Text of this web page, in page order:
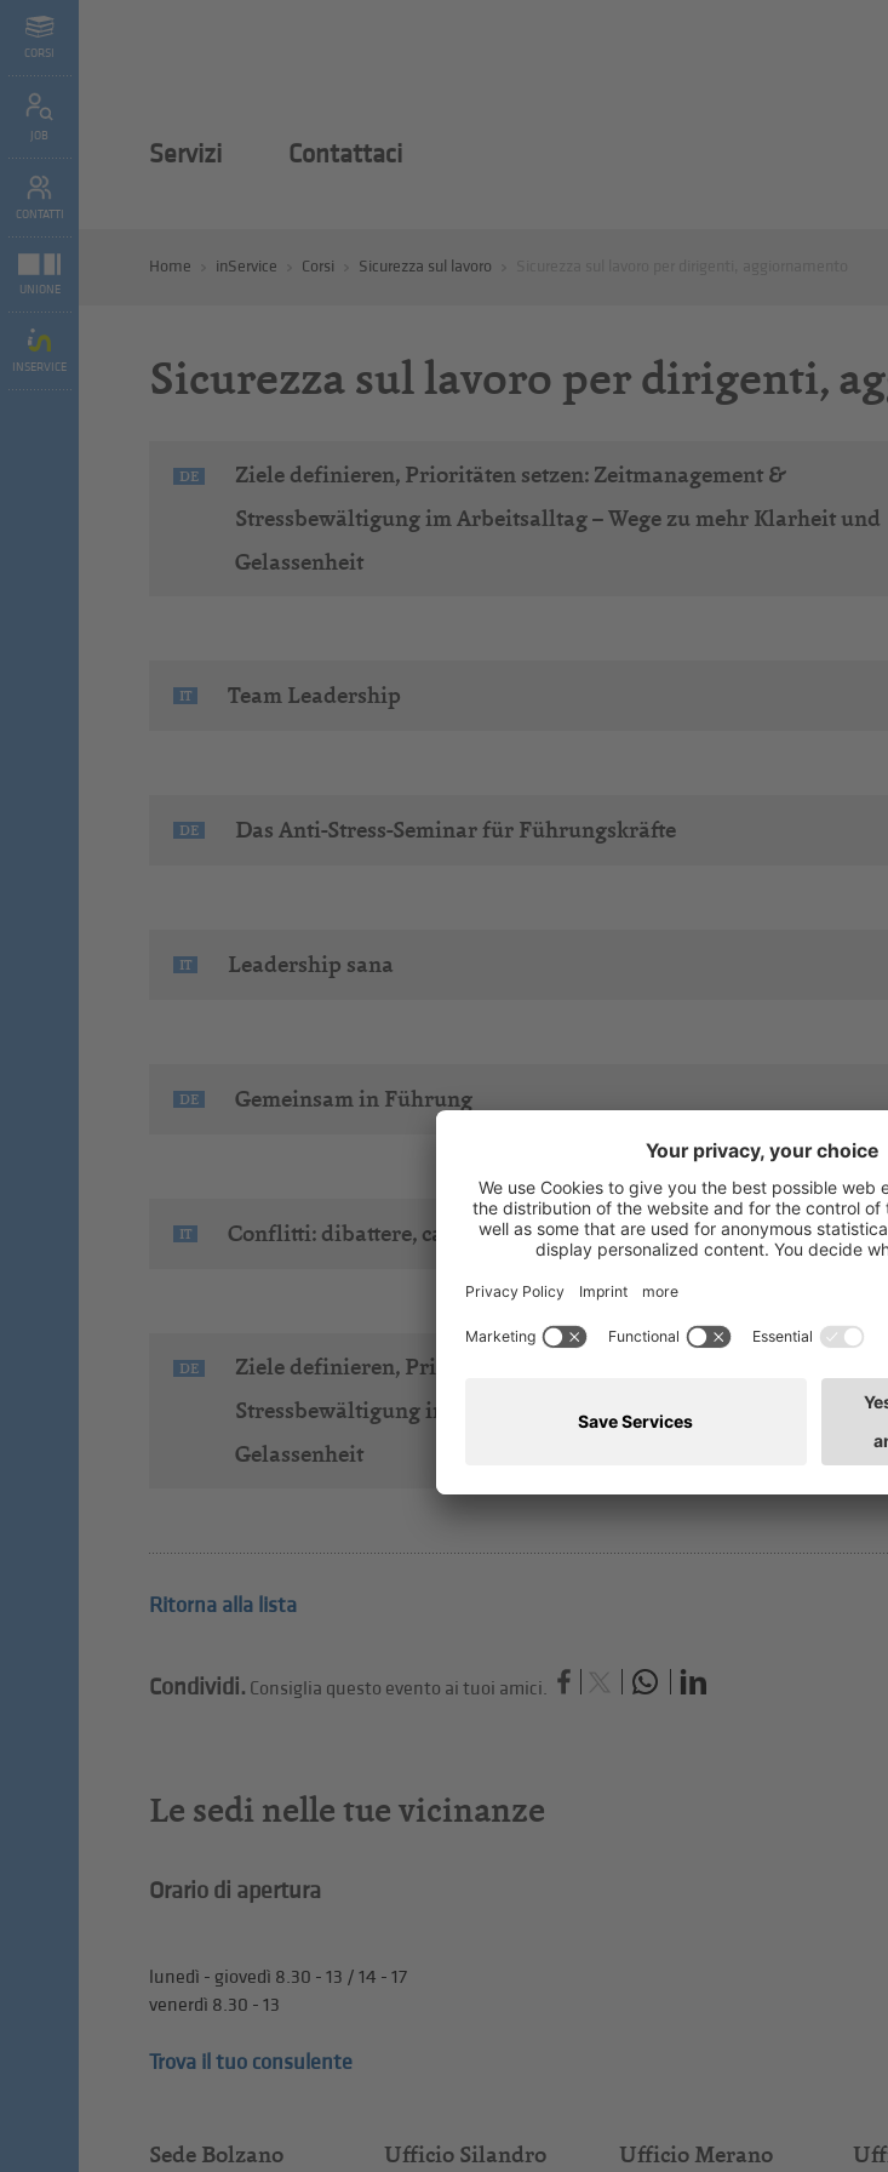
CORSI
JOB
CONTATTI
UNIONE
INSERVICE
Servizi Contattaci
Home inService Corsi Sicurezza sul lavoro
Sicurezza sul lavoro per dirigenti,
DE
Ziele definieren, Prioritäten setzen: Zeitmanagement &
Stressbewältigung im Arbeitsalltag – Wege zu mehr Klarheit und
Gelassenheit
IT Team Leadership
DE Das Anti-Stress-Seminar für Führungskräfte
IT Leadership sana
DE Gemeinsam in Führung
IT Conflitti: dibattere, capire, comunicare
DE
Ziele definieren, Prioritäten setzen: Zeitmanagement &
Stressbewältigung im Arbeitsalltag – Wege zu mehr Klarheit und
Gelassenheit
Ritorna alla lista
Condividi. Consiglia questo evento ai tuoi amici.
Le sedi nelle tue vicinanze
Orario di apertura
lunedì - giovedì 8.30 - 13 / 14 - 17
venerdì 8.30 - 13
Trova il tuo consulente
Sede Bolzano Ufficio Silandro Ufficio Merano